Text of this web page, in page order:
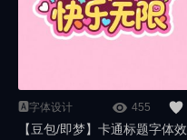
🅰️字体设计 455
【豆包/即梦】卡通标题字体效